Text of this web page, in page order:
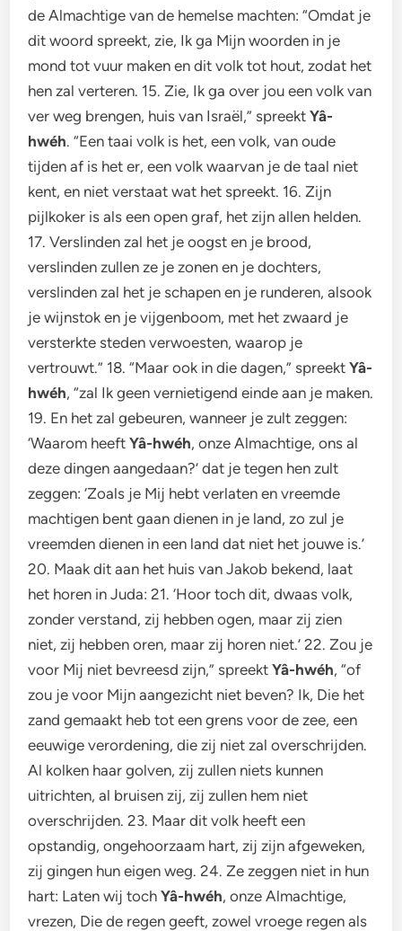
de Almachtige van de hemelse machten: “Omdat je
dit woord spreekt, zie, Ik ga Mijn woorden in je
mond tot vuur maken en dit volk tot hout, zodat het
hen zal verteren. 15. Zie, Ik ga over jou een volk van
ver weg brengen, huis van Israël,” spreektYâ-
hwéh. “Een taai volk is het, een volk, van oude
tijden af is het er, een volk waarvan je de taal niet
kent, en niet verstaat wat het spreekt. 16. Zijn
pijlkoker is als een open graf, het zijn allen helden.
17. Verslinden zal het je oogst en je brood,
verslinden zullen ze je zonen en je dochters,
verslinden zal het je schapen en je runderen, alsook
je wijnstok en je vijgenboom, met het zwaard je
versterkte steden verwoesten, waarop je
vertrouwt.” 18. “Maar ook in die dagen,” spreektYâ-
hwéh, “zal Ik geen vernietigend einde aan je maken.
19. En het zal gebeuren, wanneer je zult zeggen:
‘Waarom heeftYâ-hwéh, onze Almachtige, ons al
deze dingen aangedaan?’ dat je tegen hen zult
zeggen: ‘Zoals je Mij hebt verlaten en vreemde
machtigen bent gaan dienen in je land, zo zul je
vreemden dienen in een land dat niet het jouwe is.’
20. Maak dit aan het huis van Jakob bekend, laat
het horen in Juda: 21. ‘Hoor toch dit, dwaas volk,
zonder verstand, zij hebben ogen, maar zij zien
niet, zij hebben oren, maar zij horen niet.’ 22. Zou je
voor Mij niet bevreesd zijn,” spreektYâ-hwéh, “of
zou je voor Mijn aangezicht niet beven? Ik, Die het
zand gemaakt heb tot een grens voor de zee, een
eeuwige verordening, die zij niet zal overschrijden.
Al kolken haar golven, zij zullen niets kunnen
uitrichten, al bruisen zij, zij zullen hem niet
overschrijden. 23. Maar dit volk heeft een
opstandig, ongehoorzaam hart, zij zijn afgeweken,
zij gingen hun eigen weg. 24. Ze zeggen niet in hun
hart: Laten wij tochYâ-hwéh, onze Almachtige,
vrezen, Die de regen geeft, zowel vroege regen als